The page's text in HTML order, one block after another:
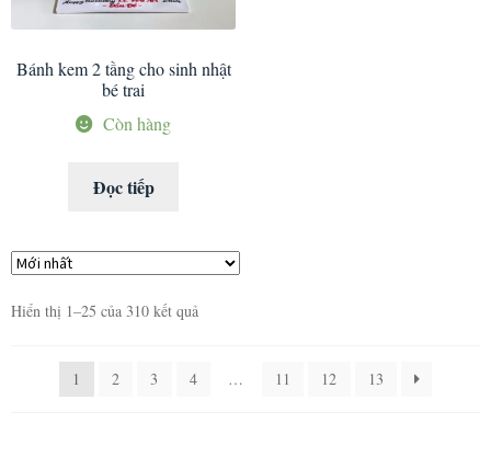
Bánh kem 2 tầng cho sinh nhật
bé trai
Còn hàng
Đọc tiếp
Hiển thị 1–25 của 310 kết quả
1 2 3 4 … 11 12 13